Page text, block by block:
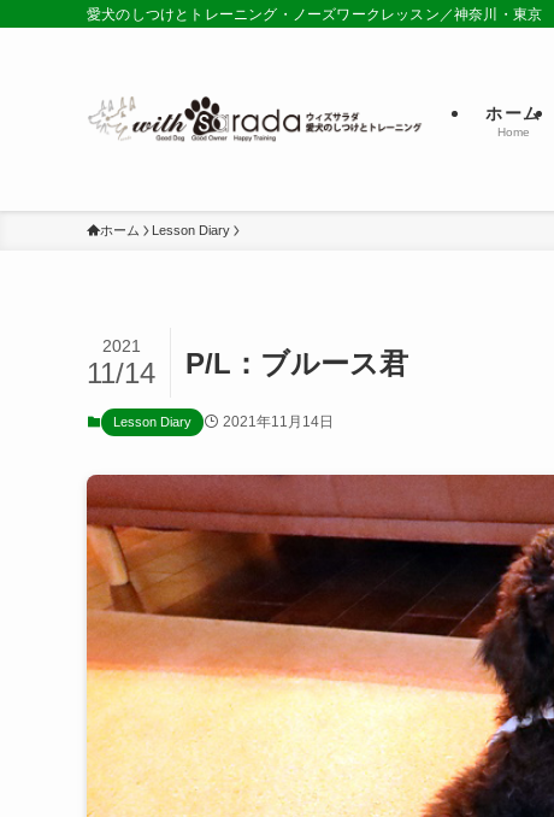
愛犬のしつけとトレーニング・ノーズワークレッスン／神奈川・東京
ホーム
Home
ホーム Lesson Diary
P/L：ブルース君
2021
11/14
Lesson Diary 2021年11月14日